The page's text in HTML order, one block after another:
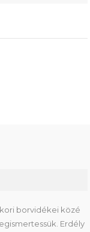
borvidékei közé
Erdély